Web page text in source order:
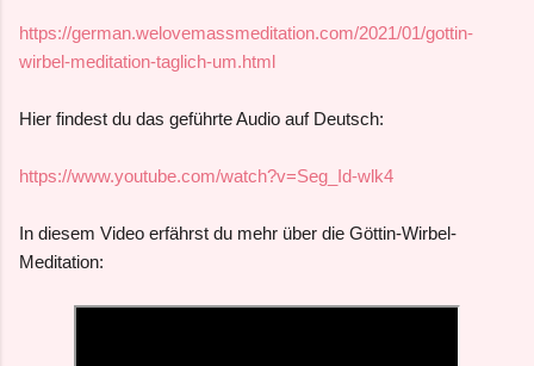
https://german.welovemassmeditation.com/2021/01/gottin-
wirbel-meditation-taglich-um.html
Hier findest du das geführte Audio auf Deutsch:
https://www.youtube.com/watch?v=Seg_Id-wlk4
In diesem Video erfährst du mehr über die Göttin-Wirbel-
Meditation: